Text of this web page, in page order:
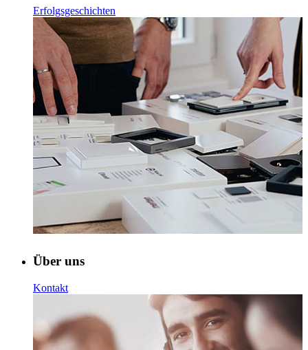
Erfolgsgeschichten
Über uns
Kontakt